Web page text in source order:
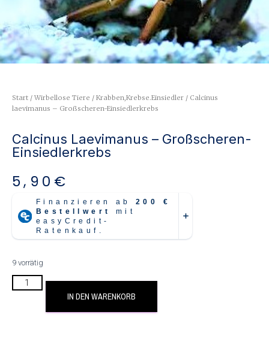
Start / Wirbellose Tiere / Krabben,Krebse.Einsiedler / Calcinus
laevimanus – Großscheren-Einsiedlerkrebs
Calcinus Laevimanus – Großscheren-
Einsiedlerkrebs
5,90 €
9 vorrätig
IN DEN WARENKORB